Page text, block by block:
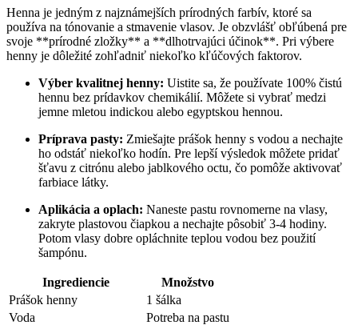
Henna je jedným z najznámejších prírodných farbív, ktoré sa‍
používa na ⁣tónovanie a stmavenie vlasov. Je ⁢obzvlášť obľúbená pre
svoje **prírodné zložky**‌ a **dlhotrvajúci účinok**. Pri ‍výbere
henny je dôležité zohľadniť niekoľko ⁣kľúčových faktorov.
Výber kvalitnej henny: Uistite⁤ sa, že‍ používate 100% čistú
hennu bez prídavkov chemikálií. Môžete si ‌vybrať ⁢medzi
jemne mletou ‌indickou alebo ‍egyptskou​ hennou.
Príprava⁢ pasty: Zmiešajte prášok ⁣henny s‍ vodou⁣ a nechajte
ho​ odstáť​ niekoľko hodín. ⁣Pre ‍lepší⁣ výsledok môžete​ pridať
‌šťavu z citrónu alebo jablkového⁢ octu, čo pomôže aktivovať
farbiace látky.
Aplikácia a oplach: Naneste ​pastu rovnomerne na‍ vlasy,
‍zakryte plastovou ⁣čiapkou⁤ a nechajte ⁢pôsobiť 3-4 hodiny.
Potom vlasy dobre opláchnite teplou vodou bez použití
šampónu.
Ingrediencie
Množstvo
Prášok ⁤henny
1 šálka
Voda
Potreba ‌na pastu